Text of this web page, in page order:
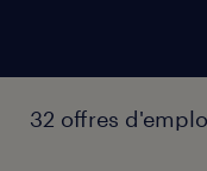
32 offres